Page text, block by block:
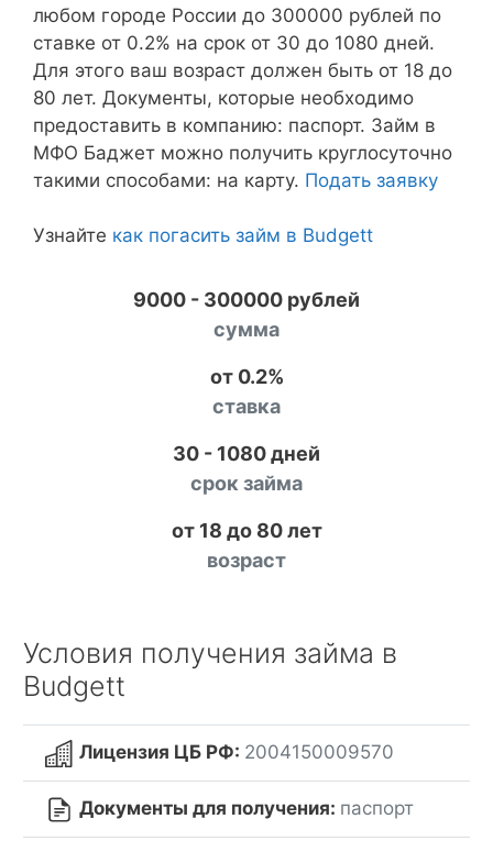
любом городе России до 300000 рублей по
ставке от 0.2% на срок от 30 до 1080 дней.
Для этого ваш возраст должен быть от 18 до
80 лет. Документы, которые необходимо
предоставить в компанию: паспорт. Займ в
МФО Баджет можно получить круглосуточно
такими способами: на карту. Подать заявку
Узнайте как погасить займ в Budgett
9000 - 300000 рублей
сумма
от 0.2%
ставка
30 - 1080 дней
срок займа
от 18 до 80 лет
возраст
Условия получения займа в
Budgett
Лицензия ЦБ РФ: 2004150009570
Документы для получения: паспорт